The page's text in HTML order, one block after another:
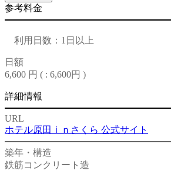
参考料金
利用日数：1日以上
日額
6,600 円 ( : 6,600円 )
詳細情報
URL
ホテル原田ｉｎさくら 公式サイト
築年・構造
鉄筋コンクリート造